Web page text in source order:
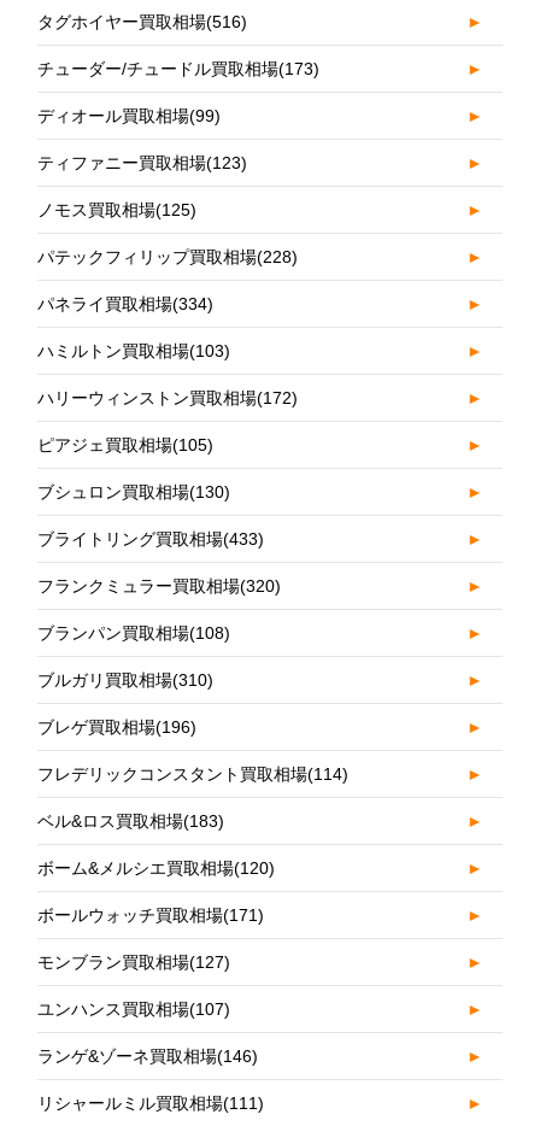
タグホイヤー買取相場(516) ►
チューダー/チュードル買取相場(173) ►
ディオール買取相場(99) ►
ティファニー買取相場(123) ►
ノモス買取相場(125) ►
パテックフィリップ買取相場(228) ►
パネライ買取相場(334) ►
ハミルトン買取相場(103) ►
ハリーウィンストン買取相場(172) ►
ピアジェ買取相場(105) ►
ブシュロン買取相場(130) ►
ブライトリング買取相場(433) ►
フランクミュラー買取相場(320) ►
ブランパン買取相場(108) ►
ブルガリ買取相場(310) ►
ブレゲ買取相場(196) ►
フレデリックコンスタント買取相場(114) ►
ベル&ロス買取相場(183) ►
ボーム&メルシエ買取相場(120) ►
ボールウォッチ買取相場(171) ►
モンブラン買取相場(127) ►
ユンハンス買取相場(107) ►
ランゲ&ゾーネ買取相場(146) ►
リシャールミル買取相場(111) ►